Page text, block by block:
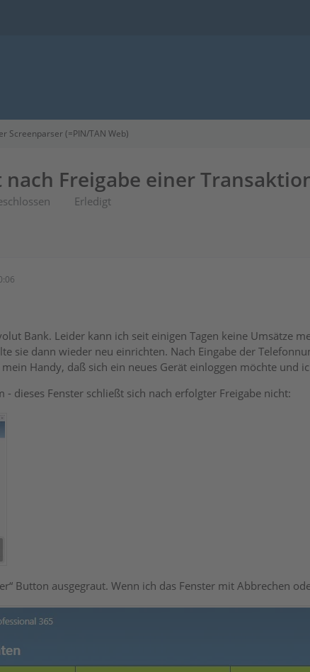
Screenparser (=PIN/TAN Web)
Freigabe einer
Erledigt
Bank. Leider kann ich seit einigen Tagen keine Umsätze
sie dann wieder neu einrichten. Nach Eingabe der
Handy, daß sich ein neues Gerät einloggen möchte und
- dieses Fenster schließt sich nach erfolgter Freigabe nicht:
Button ausgegraut. Wenn ich das Fenster mit Abbrechen